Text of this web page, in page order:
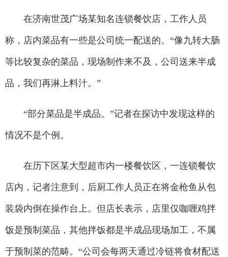
在济南世茂广场某知名连锁餐饮店，工作人员
称，店内菜品有一些是公司统一配送的。“像九转大肠
等比较复杂的菜品，现场制作来不及，公司送来半成
品，我们再淋上料汁。”
“部分菜品是半成品。”记者在探访中发现这样的
情况不是个例。
在历下区某大型超市内一楼餐饮区，一连锁餐饮
店内，记者注意到，后厨工作人员正在将金枪鱼从包
装袋内倒在操作台上。但店长表示，店里仅咖喱鸡拌
饭是预制菜品，其他拌饭都是半成品现场加工，不属
于预制菜的范畴。“公司会每两天通过冷链将食材配送